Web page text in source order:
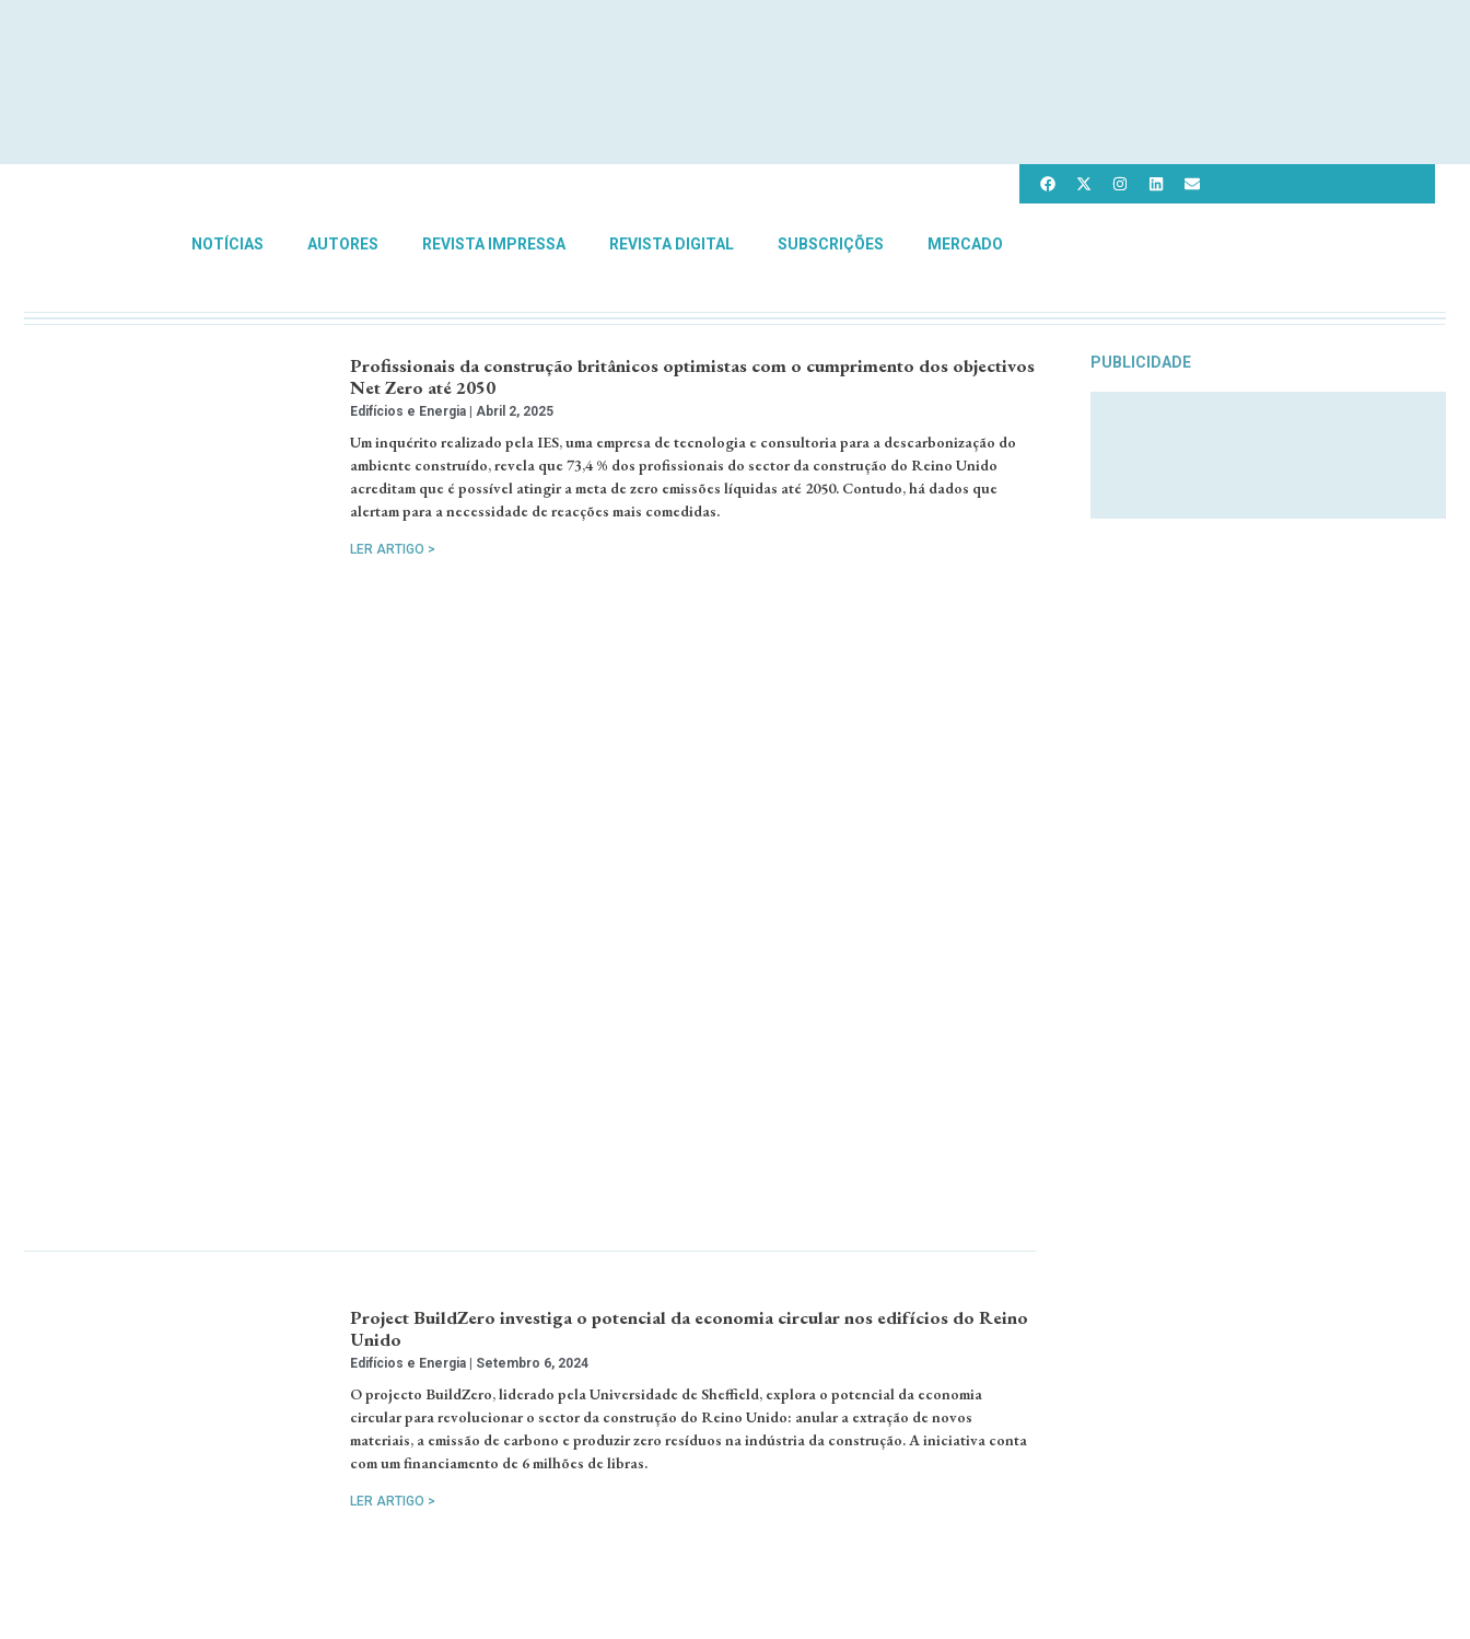
NOTÍCIAS AUTORES REVISTA IMPRESSA REVISTA DIGITAL SUBSCRIÇÕES MERCADO
Profissionais da construção britânicos optimistas com o cumprimento dos objectivos
Net Zero até 2050
Edifícios e Energia Abril 2, 2025
Um inquérito realizado pela IES, uma empresa de tecnologia e consultoria para a descarbonização do
ambiente construído, revela que 73,4 % dos profissionais do sector da construção do Reino Unido
acreditam que é possível atingir a meta de zero emissões líquidas até 2050. Contudo, há dados que
alertam para a necessidade de reacções mais comedidas.
LER ARTIGO >
Project BuildZero investiga o potencial da economia circular nos edifícios do Reino
Unido
Edifícios e Energia Setembro 6, 2024
O projecto BuildZero, liderado pela Universidade de Sheffield, explora o potencial da economia
circular para revolucionar o sector da construção do Reino Unido: anular a extração de novos
materiais, a emissão de carbono e produzir zero resíduos na indústria da construção. A iniciativa conta
com um financiamento de 6 milhões de libras.
LER ARTIGO >
PUBLICIDADE